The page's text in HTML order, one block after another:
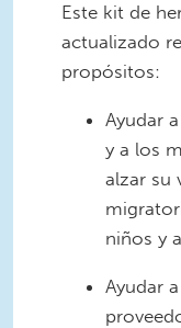
Este kit de
actualizado
propósitos:
Ayudar
y a los
alzar su
niños y
Ayudar